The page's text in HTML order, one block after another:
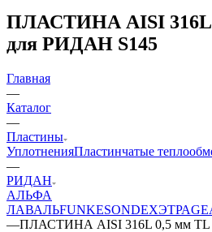
ПЛАСТИНА AISI 316L
для РИДАН S145
Главная
—
Каталог
—
Пластины
УплотненияПластинчатые
—
РИДАН
АЛЬФА
ЛАВАЛЬFUNKESONDEXЭТРА
—ПЛАСТИНА AISI 316L 0,5 мм TL